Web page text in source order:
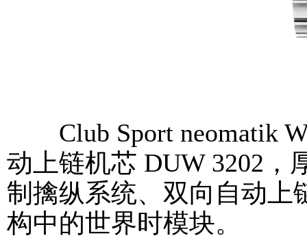
Club Sport neomatik
动上链机芯 DUW 3202，
制擒纵系统、双向自动上
构中的世界时模块。